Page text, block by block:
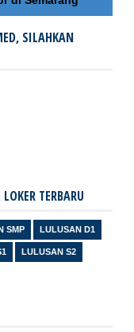
SILAHKAN
TERBARU
SMP LULUSAN D1
LULUSAN S2